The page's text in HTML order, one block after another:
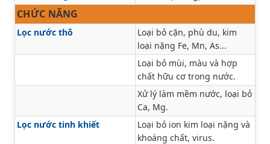
CHỨC NĂNG
Lọc nước thô
Loại bỏ cặn, phù du, kim
loại nặng Fe, Mn, As...
Loại bỏ mùi, màu và hợp
chất hữu cơ trong nước.
Xử lý làm mềm nước, loại bỏ
Ca, Mg.
Lọc nước tinh khiết
Loại bỏ ion kim loại nặng và
khoáng chất, virus.